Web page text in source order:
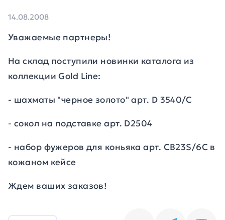
14.08.2008
Уважаемые партнеры!
На склад поступили новинки каталога из
коллекции Gold Line:
- шахматы "черное золото" арт. D 3540/C
- сокол на подставке арт. D2504
- набор фужеров для коньяка арт. CB23S/6C в
кожаном кейсе
Ждем ваших заказов!